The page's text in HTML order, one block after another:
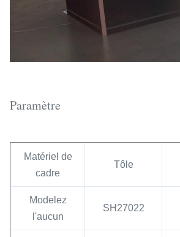
Paramètre
Matériel de
cadre
Tôle
Modelez
l'aucun
SH27022